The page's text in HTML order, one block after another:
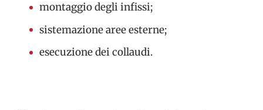
montaggio degli infissi;
sistemazione aree esterne;
esecuzione dei collaudi.